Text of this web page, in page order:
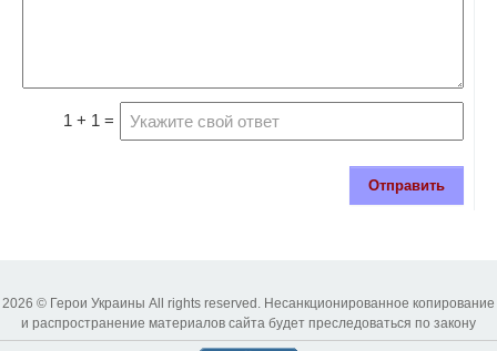
1 + 1 =
Отправить
2026 © Герои Украины All rights reserved. Несанкционированное копирование
и распространение материалов сайта будет преследоваться по закону